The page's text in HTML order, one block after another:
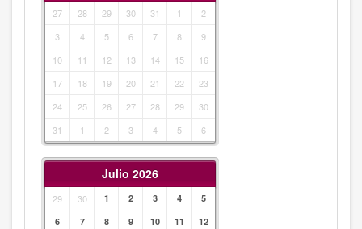
27 28 29 30 31 1
2
3
4 5 6 7 8
9
10
11 12 13 14 15
16
17
18 19 20 21 22
23
24
25 26 27 28 29
30
31
1 2 3 4 5 6
Julio 2026
29 30 1 2 3 4
5
6
7 8 9 10 11
12